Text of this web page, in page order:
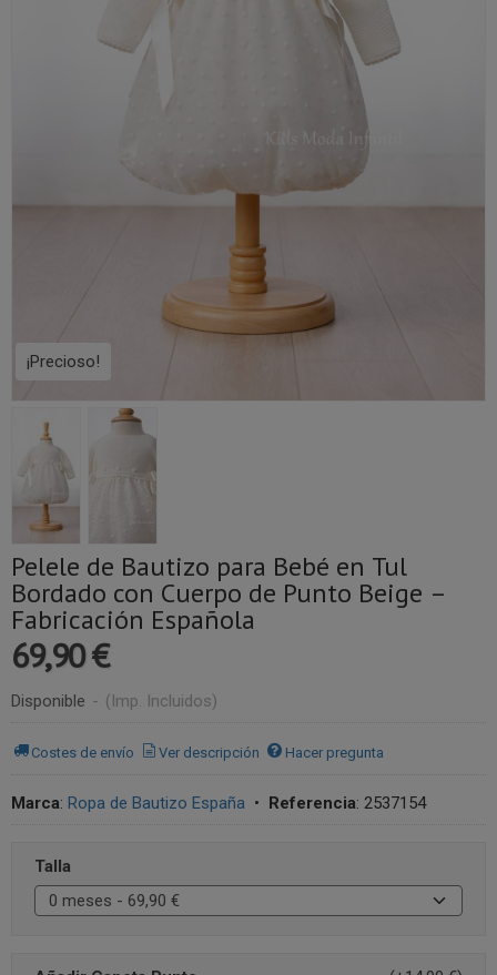
¡Precioso!
Pelele de Bautizo para Bebé en Tul
Bordado con Cuerpo de Punto Beige –
Fabricación Española
69,90 €
Disponible - (Imp. Incluidos)
Costes de envío Ver descripción Hacer pregunta
Marca: Ropa de Bautizo España • Referencia: 2537154
Talla